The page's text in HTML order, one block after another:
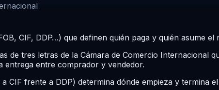
CIF, DDP…) que definen quién paga y quién asume el
de tres letras de la Cámara de Comercio Internacional
entrega entre comprador y vendedor.
CIF frente a DDP) determina dónde empieza y termina